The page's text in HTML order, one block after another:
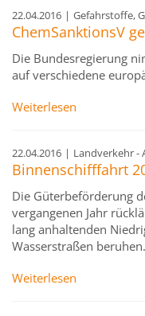
22.04.2016 | Gefahrstoffe,
ChemSanktionsV
Die Bundesregierung
auf verschiedene
Weiterlesen
22.04.2016 | Landverkehr -
Binnenschifffahrt
Die Güterbeförderung
vergangenen Jahr
lang anhaltenden
Wasserstraßen beruhen.
Weiterlesen